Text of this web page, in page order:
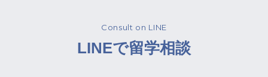
Consult on LINE
LINEで留学相談